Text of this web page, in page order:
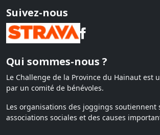
Suivez-nous
Qui sommes-nous ?
Le Challenge de la Province du Hainaut est
par un comité de bénévoles.
Les organisations des joggings soutiennent
associations sociales et des causes